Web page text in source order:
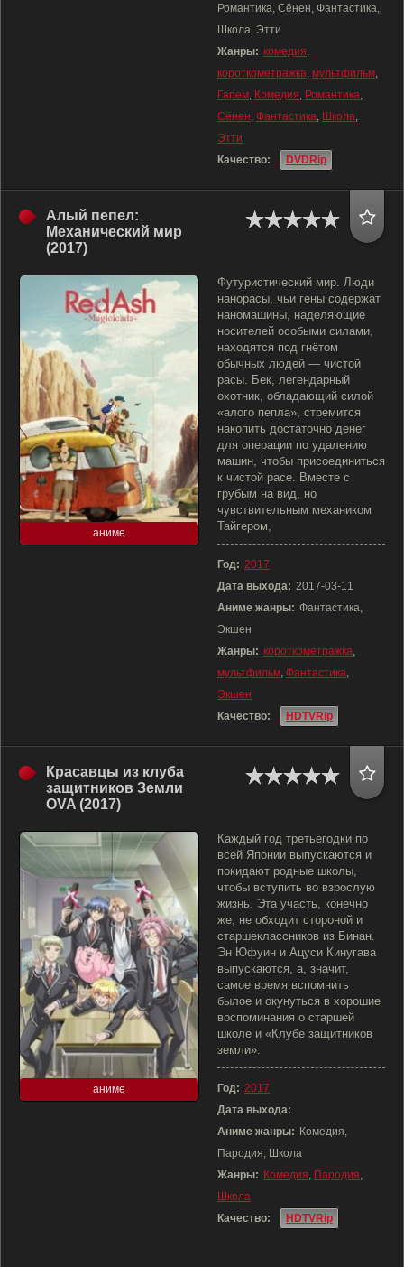
Романтика, Сёнен, Фантастика,
Школа, Этти
Жанры: комедия,
короткометражка, мультфильм,
Гарем, Комедия, Романтика,
Сёнен, Фантастика, Школа,
Этти
Качество:
DVDRip
Алый пепел:
Механический мир
(2017)
аниме
Футуристический мир. Люди
нанорасы, чьи гены содержат
наномашины, наделяющие
носителей особыми силами,
находятся под гнётом
обычных людей — чистой
расы. Бек, легендарный
охотник, обладающий силой
«алого пепла», стремится
накопить достаточно денег
для операции по удалению
машин, чтобы присоединиться
к чистой расе. Вместе с
грубым на вид, но
чувствительным механиком
Тайгером,
Год: 2017
Дата выхода: 2017-03-11
Аниме жанры: Фантастика,
Экшен
Жанры: короткометражка,
мультфильм, Фантастика,
Экшен
Качество:
HDTVRip
Красавцы из клуба
защитников Земли
OVA (2017)
аниме
Каждый год третьегодки по
всей Японии выпускаются и
покидают родные школы,
чтобы вступить во взрослую
жизнь. Эта участь, конечно
же, не обходит стороной и
старшеклассников из Бинан.
Эн Юфуин и Ацуси Кинугава
выпускаются, а, значит,
самое время вспомнить
былое и окунуться в хорошие
воспоминания о старшей
школе и «Клубе защитников
земли».
Год: 2017
Дата выхода:
Аниме жанры: Комедия,
Пародия, Школа
Жанры: Комедия, Пародия,
Школа
Качество:
HDTVRip